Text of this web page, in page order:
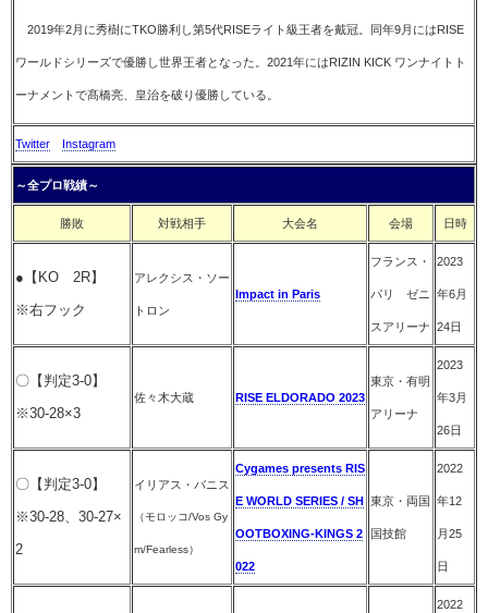
2019年2月に秀樹にTKO勝利し第5代RISEライト級王者を戴冠。同年9月にはRISE
ワールドシリーズで優勝し世界王者となった。2021年にはRIZIN KICK ワンナイトト
ーナメントで髙橋亮、皇治を破り優勝している。
Twitter Instagram
～全プロ戦績～
勝敗 対戦相手 大会名 会場 日時
●【KO 2R】
※右フック
アレクシス・ソー
トロン
Impact in Paris
フランス・
パリ ゼニ
スアリーナ
2023
年6月
24日
〇【判定3-0】
※30-28×3
佐々木大蔵 RISE ELDORADO 2023
東京・有明
アリーナ
2023
年3月
26日
〇【判定3-0】
※30-28、30-27×
2
イリアス・バニス
（モロッコ/Vos Gy
m/Fearless）
Cygames presents RIS
E WORLD SERIES / SH
OOTBOXING-KINGS 2
022
東京・両国
国技館
2022
年12
月25
日
2022